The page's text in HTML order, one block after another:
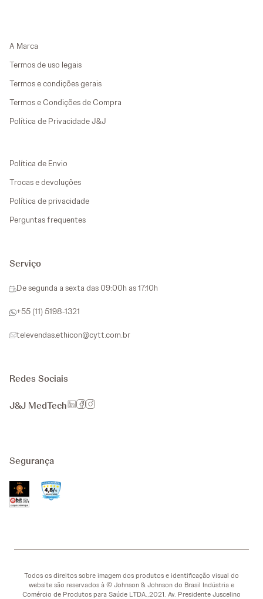
A Marca
Termos de uso legais
Termos e condições gerais
Termos e Condições de Compra
Política de Privacidade J&J
Política de Envio
Trocas e devoluções
Política de privacidade
Perguntas frequentes
Serviço
De segunda a sexta das 09:00h as 17:10h
+55 (11) 5198-1321
televendas.ethicon@cytt.com.br
Redes Sociais
J&J MedTech
Segurança
Todos os direitos sobre imagem dos produtos e identificação visual do
website são reservados à © Johnson & Johnson do Brasil Indústria e
Comércio de Produtos para Saúde LTDA.,2021. Av. Presidente Juscelino